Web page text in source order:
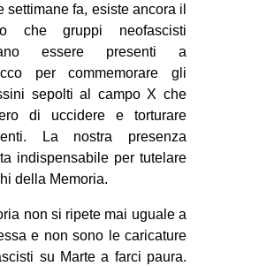
CINEMA
MANIFESTI
MUSICA
RECENSIONI
INTERNAZIONALE
AFRICA
ESTREMO ORIENTE
EUROPA
settimane fa, esiste ancora il
che gruppi neofascisti
essere presenti a
per commemorare gli
sepolti al campo X che
di uccidere e torturare
La nostra presenza
indispensabile per tutelare
della Memoria.
non si ripete mai uguale a
e non sono le caricature
su Marte a farci paura.